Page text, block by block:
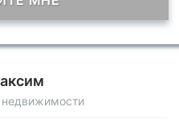
недвижимости